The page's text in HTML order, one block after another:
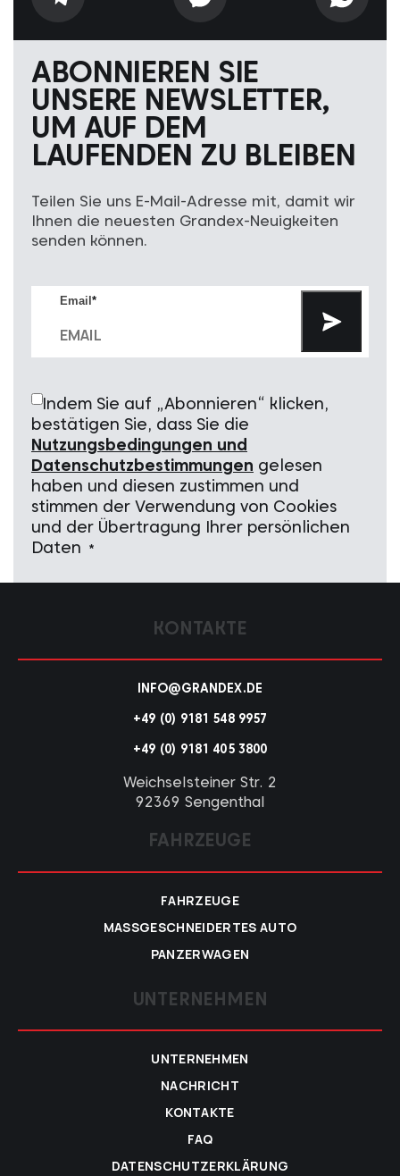
ABONNIEREN SIE
UNSERE NEWSLETTER,
UM AUF DEM
LAUFENDEN ZU BLEIBEN
Teilen Sie uns E-Mail-Adresse mit, damit wir
Ihnen die neuesten Grandex-Neuigkeiten
senden können.
Email*
Indem Sie auf „Abonnieren“ klicken,
bestätigen Sie, dass Sie die
Nutzungsbedingungen und
Datenschutzbestimmungen gelesen
haben und diesen zustimmen und
stimmen der Verwendung von Cookies
und der Übertragung Ihrer persönlichen
Daten
*
KONTAKTE
INFO@GRANDEX.DE
+49 (0) 9181 548 9957
+49 (0) 9181 405 3800
Weichselsteiner Str. 2
92369 Sengenthal
FAHRZEUGE
FAHRZEUGE
MASSGESCHNEIDERTES AUTO
PANZERWAGEN
UNTERNEHMEN
UNTERNEHMEN
NACHRICHT
KONTAKTE
FAQ
DATENSCHUTZERKLÄRUNG